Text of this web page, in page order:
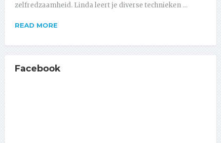
zelfredzaamheid. Linda leert je diverse technieken …
READ MORE
Facebook